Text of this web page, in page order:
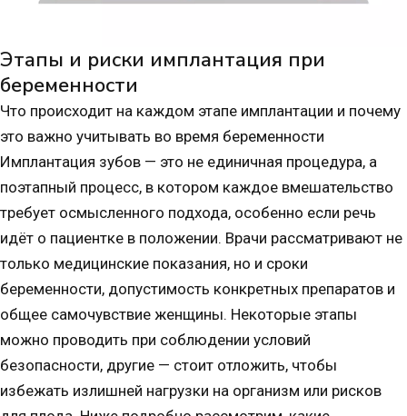
Этапы и риски имплантация при
беременности
Что происходит на каждом этапе имплантации и почему
это важно учитывать во время беременности
Имплантация зубов — это не единичная процедура, а
поэтапный процесс, в котором каждое вмешательство
требует осмысленного подхода, особенно если речь
идёт о пациентке в положении. Врачи рассматривают не
только медицинские показания, но и сроки
беременности, допустимость конкретных препаратов и
общее самочувствие женщины. Некоторые этапы
можно проводить при соблюдении условий
безопасности, другие — стоит отложить, чтобы
избежать излишней нагрузки на организм или рисков